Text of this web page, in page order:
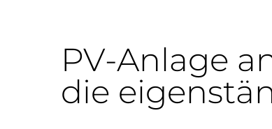
PV-Anlage
die